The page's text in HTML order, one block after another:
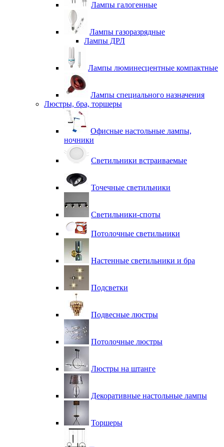
Лампы галогенные
Лампы газоразрядные
Лампы ДРЛ
Лампы люминесцентные компактные
Лампы специального назначения
Люстры, бра, торшеры
Офисные настольные лампы,
ночники
Светильники встраиваемые
Точечные светильники
Светильники-споты
Потолочные светильники
Настенные светильники и бра
Подсветки
Подвесные люстры
Потолочные люстры
Люстры на штанге
Декоративные настольные лампы
Торшеры